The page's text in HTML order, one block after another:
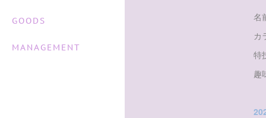
GOODS
MANAGEMENT
名
カ
特
趣